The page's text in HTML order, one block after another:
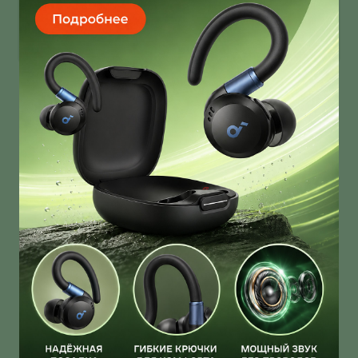
умеет звонить через спутник
Infinix Note 60 Ultra получил дизайн от Pininfarina!
И это далеко не единственная фича новинки!
О нас
Ответы на вопросы
Персональные данные
Контакты
Оплата, доставка и возврат товара
Оферта
Политика конфиденциальности